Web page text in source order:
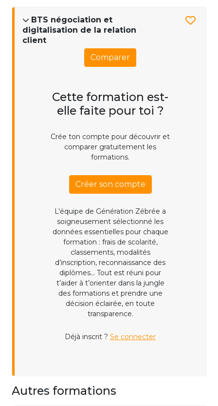
BTS négociation et
digitalisation de la relation
client
Comparer
Cette formation est-
elle faite pour toi ?
Crée ton compte pour découvrir et
comparer gratuitement les
formations.
Créer son compte
L’équipe de Génération Zébrée a
soigneusement sélectionné les
données essentielles pour chaque
formation : frais de scolarité,
classements, modalités
d’inscription, reconnaissance des
diplômes... Tout est réuni pour
t’aider à t’orienter dans la jungle
des formations et prendre une
décision éclairée, en toute
transparence.
Déjà inscrit ? Se connecter
Autres formations